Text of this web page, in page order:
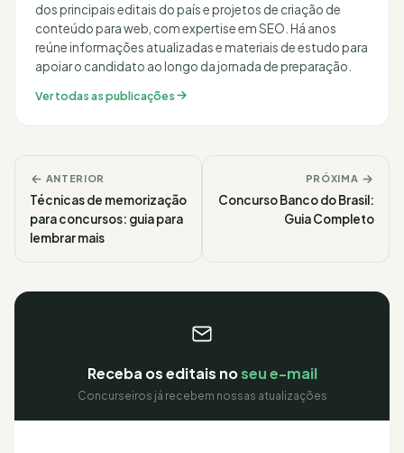
dos principais editais do país e projetos de criação de
conteúdo para web, com expertise em SEO. Há anos
reúne informações atualizadas e materiais de estudo para
apoiar o candidato ao longo da jornada de preparação.
Ver todas as publicações
ANTERIOR
Técnicas de memorização
para concursos: guia para
lembrar mais
PRÓXIMA
Concurso Banco do Brasil:
Guia Completo
Receba os editais noseu e-mail
Concurseiros já recebem nossas atualizações